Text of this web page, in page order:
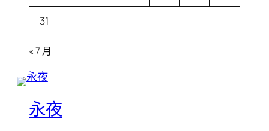
31
« 7 月
永夜